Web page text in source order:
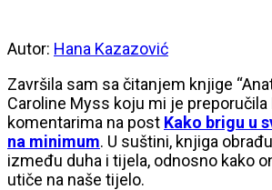
Autor: Hana Kazazović
Završila sam sa čitanjem knjige
Caroline Myss koju mi je preporučila
komentarima na post Kako brigu u
na minimum. U suštini, knjiga
između duha i tijela, odnosno kako
utiče na naše tijelo.